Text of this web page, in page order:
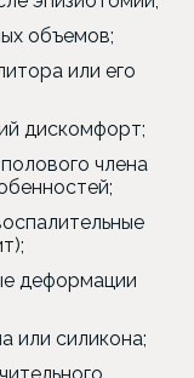
объемов;
или его
дискомфорт;
члена
деформации
или силикона;